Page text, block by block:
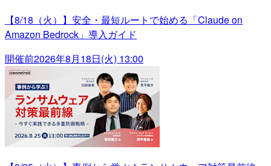
【8/18（火）】安全・最短ルートで始める「Claude on
Amazon Bedrock」導入ガイド
開催前2026年8月18日(火) 13:00